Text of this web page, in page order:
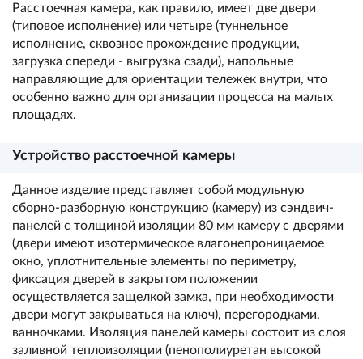
Расстоечная камера, как правило, имеет две двери
(типовое исполнение) или четыре (туннельное
исполнение, сквозное прохождение продукции,
загрузка спереди - выгрузка сзади), напольные
направляющие для ориентации тележек внутри, что
особенно важно для организации процесса на малых
площадях.
Устройство расстоечной камеры
Данное изделие представляет собой модульную
сборно-разборную конструкцию (камеру) из сэндвич-
панелей с толщиной изоляции 80 мм камеру с дверями
(двери имеют изотермическое влагонепроницаемое
окно, уплотнительные элементы по периметру,
фиксация дверей в закрытом положении
осуществляется защелкой замка, при необходимости
двери могут закрываться на ключ), перегородками,
ванночками. Изоляция панелей камеры состоит из слоя
заливной теплоизоляции (пенополиуретан высокой